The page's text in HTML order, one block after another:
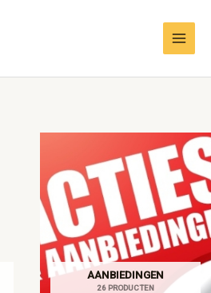
AANBIEDINGEN
26 PRODUCTEN